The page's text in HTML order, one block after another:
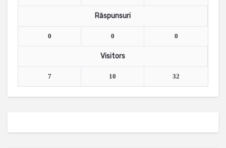
Răspunsuri
0 0 0
Visitors
7 10 32